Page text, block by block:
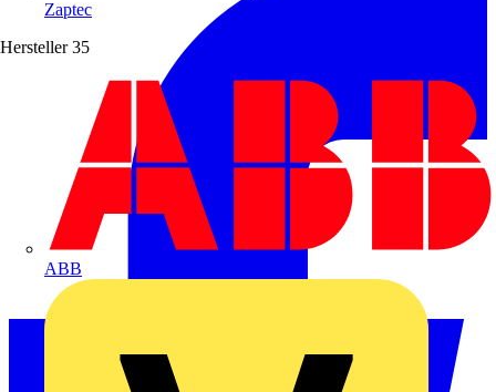
Zaptec
Hersteller 35
ABB